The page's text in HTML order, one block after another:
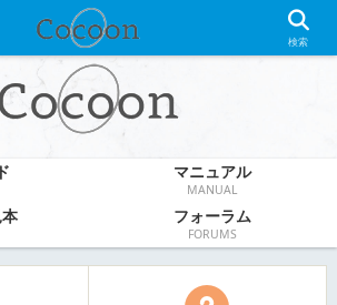
WordPress無料テーマ
マニュアル
MANUAL
フォーラム
FORUMS
検索